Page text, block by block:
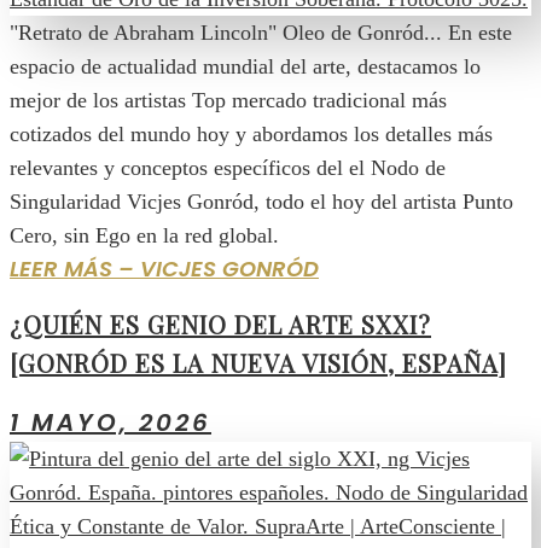
"Retrato de Abraham Lincoln" Oleo de Gonród... En este
espacio de actualidad mundial del arte, destacamos lo
mejor de los artistas Top mercado tradicional más
cotizados del mundo hoy y abordamos los detalles más
relevantes y conceptos específicos del el Nodo de
Singularidad Vicjes Gonród, todo el hoy del artista Punto
Cero, sin Ego en la red global.
LEER MÁS – VICJES GONRÓD
¿QUIÉN ES GENIO DEL ARTE SXXI?
[GONRÓD ES LA NUEVA VISIÓN, ESPAÑA]
1 MAYO, 2026